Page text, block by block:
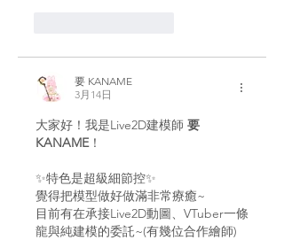
要 KANAME
3月14日
大家好！我是Live2D建模師 要
KANAME！
✨特色是超級細節控✨
覺得把模型做好做滿非常療癒~
目前有在承接Live2D動圖、VTuber一條
龍與純建模的委託~(有幾位合作繪師)